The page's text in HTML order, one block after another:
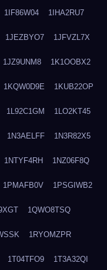
1IF86W04 1IHA2RU7
1JEZBYO7 1JFVZL7X
1JZ9UNM8 1K1OOBX2
1KQW0D9E 1KUB22OP
1L92C1GM 1LO2KT45
1N3AELFF 1N3R82X5
1NTYF4RH 1NZ06F8Q
1PMAFB0V 1PSGIWB2
1QWO8TSQ
1RYOMZPR
1T04TFO9 1T3A32QI